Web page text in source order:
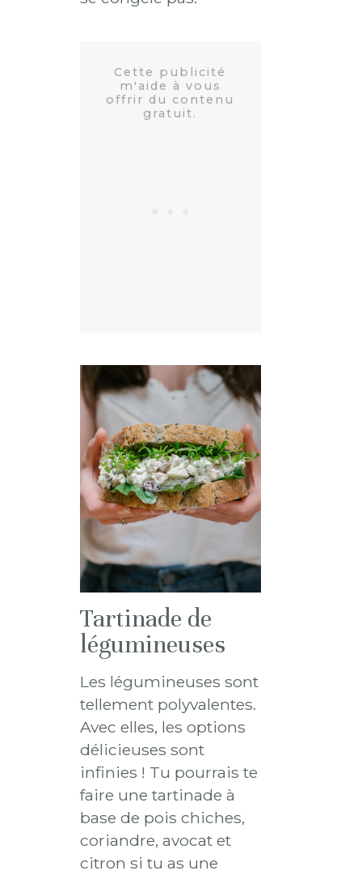
Tartinade de
légumineuses
Les légumineuses sont
tellement polyvalentes.
Avec elles, les options
délicieuses sont
infinies ! Tu pourrais te
faire une tartinade à
base de pois chiches,
coriandre, avocat et
citron si tu as une